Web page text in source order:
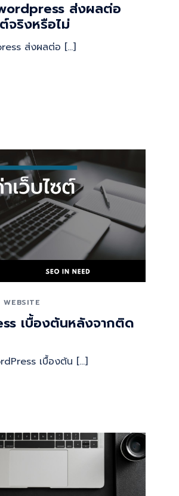
ส่งผลต่อ
จริงหรือไม่
ส่งผลต่อ […]
WEBSITE
เบื้องต้นหลังจากติด
เบื้องต้น […]